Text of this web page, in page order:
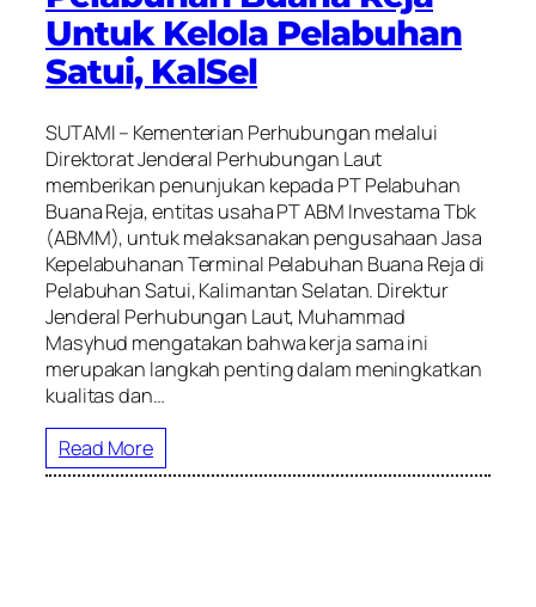
Untuk Kelola Pelabuhan
Satui, KalSel
SUTAMI – Kementerian Perhubungan melalui
Direktorat Jenderal Perhubungan Laut
memberikan penunjukan kepada PT Pelabuhan
Buana Reja, entitas usaha PT ABM Investama Tbk
(ABMM), untuk melaksanakan pengusahaan Jasa
Kepelabuhanan Terminal Pelabuhan Buana Reja di
Pelabuhan Satui, Kalimantan Selatan. Direktur
Jenderal Perhubungan Laut, Muhammad
Masyhud mengatakan bahwa kerja sama ini
merupakan langkah penting dalam meningkatkan
kualitas dan…
Read More